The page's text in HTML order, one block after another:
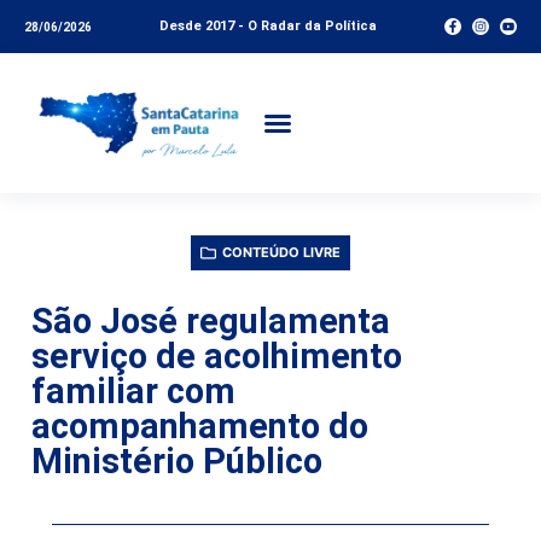
28/06/2026 Desde 2017 - O Radar da Política
CONTEÚDO LIVRE
São José regulamenta
serviço de acolhimento
familiar com
acompanhamento do
Ministério Público